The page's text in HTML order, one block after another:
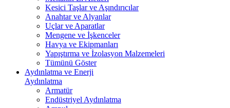
Kesici Taşlar ve Aşındırıcılar
Anahtar ve Alyanlar
Uçlar ve Aparatlar
Mengene ve İşkenceler
Havya ve Ekipmanları
Yapıştırma ve İzolasyon Malzemeleri
Tümünü Göster
Aydınlatma ve Enerji
Aydınlatma
Armatür
Endüstriyel Aydınlatma